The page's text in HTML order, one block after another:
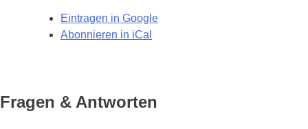
Eintragen in Google
Abonnieren in iCal
Fragen & Antworten